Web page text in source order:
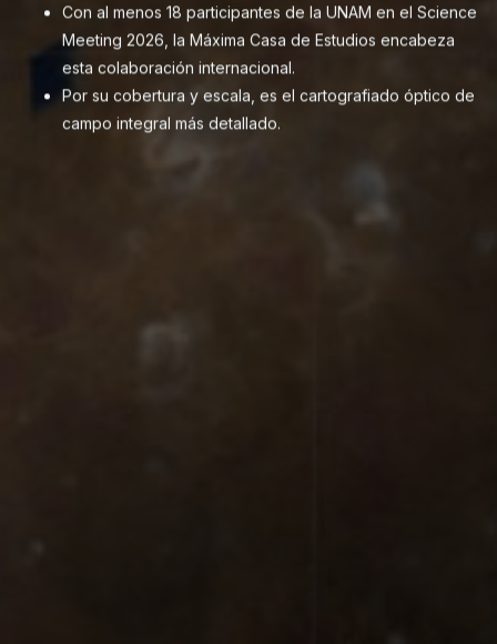
para el análisis
Con al menos 18 participantes de la UNAM en el Science
Meeting 2026, la Máxima Casa de Estudios encabeza
esta colaboración internacional.
Por su cobertura y escala, es el cartografiado óptico de
campo integral más detallado.
James
galaxias.
astronomía,
de la
Con al
Meeting
Por su